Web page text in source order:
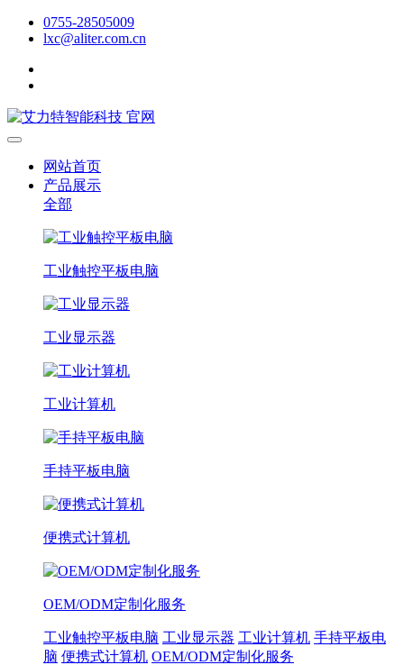
0755-28505009
lxc@aliter.com.cn
网站首页
产品展示
全部
工业触控平板电脑
工业显示器
工业计算机
手持平板电脑
便携式计算机
OEM/ODM定制化服务
工业触控平板电脑 工业显示器 工业计算机 手持平板电
脑 便携式计算机 OEM/ODM定制化服务